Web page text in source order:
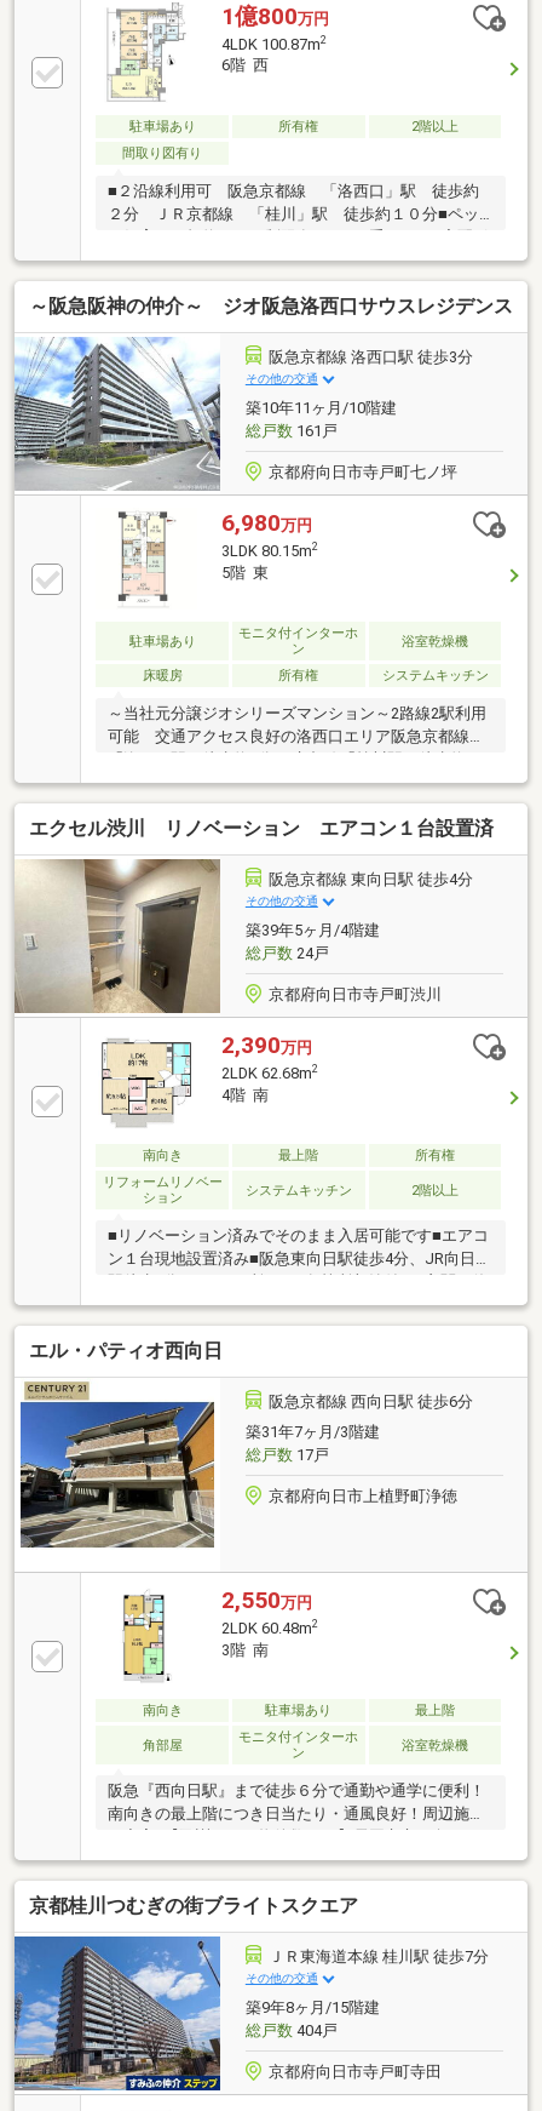
平成28年（2016年）1月建築◎宅配ボックス有◎オー
トロックシステム（共用玄関）◎電池式電気自動車用
充電設備（200V）有┏┓ 主な設備・仕様
┗□━━━━━━━━━━━━〇テレビモニター付イ
ンターホン○床暖房有（LDの一部）○３口ガスコンロ〇
食器洗浄乾燥機〇ディスポーザー〇温水洗浄便座〇浴
室暖房換気乾燥機（ミストカワック）〇バルコニーに
1億800万円
4LDK 100.87m2
6階 西
駐車場あり 所有権
2階以上
間取り図有り
■２沿線利用可 阪急京都線 「洛西口」駅 徒歩約
２分 ＪＲ京都線 「桂川」駅 徒歩約１０分■ペッ
ックス有－ＬＩＦＥ ＩＮＦＯＲＭＡＴＩＯＮ－■イ
オンモール京都桂川・・・・約４３０ｍ（徒歩約６
分）■フレスコ洛西口駅店・・・・・約６０ｍ（徒歩
約１分）■ローソンＨＢ阪急洛西口店・・約９０ｍ
（徒歩約２分）■向日市立第４向陽小学校・・・約５
９０ｍ（徒歩約８分）■向日市立寺戸中学
校・・・・・約６１０ｍ（徒歩約８分）■成安幼稚
園・・・・・・・・・約６５０ｍ（徒歩約９分）
～阪急阪神の仲介～ ジオ阪急洛西口サウスレジデンス
阪急京都線 洛西口駅 徒歩3分
その他の交通
築10年11ヶ月/10階建
総戸数161戸
京都府向日市寺戸町七ノ坪
6,980万円
3LDK 80.15m2
5階 東
駐車場あり
モニタ付インターホ
ン
浴室乾燥機
床暖房 所有権 システムキッチン
～当社元分譲ジオシリーズマンション～2路線2駅利用
可能 交通アクセス良好の洛西口エリア阪急京都線
分・10階建5階部分 80.15㎡ 3LDK＋WICL LDK約
17.4帖・キッチン、浴室、洗面室が繋がり家事動線良
好です・洋室約7帖にWICL、洗面室、廊下、各居室に
収納装備・室内丁寧に使用されており、室内状態良好
です・2015年(平成27年)10月建築・ペット飼育可能(規
約制限あり)・買物施設、医療機関、金融機関が徒歩圏
内に複数ある便利な立地です・イオンモール桂川まで
約367ｍ
エクセル渋川 リノベーション エアコン１台設置済
阪急京都線 東向日駅 徒歩4分
その他の交通
築39年5ヶ月/4階建
総戸数24戸
京都府向日市寺戸町渋川
2,390万円
2LDK 62.68m2
4階 南
南向き 最上階
所有権
リフォームリノベー
ション
システムキッチン 2階以上
■リノベーション済みでそのまま入居可能です■エアコ
ン１台現地設置済み■阪急東向日駅徒歩4分、JR向日町
い勝良く広くなりました
エル・パティオ西向日
阪急京都線 西向日駅 徒歩6分
築31年7ヶ月/3階建
総戸数17戸
京都府向日市上植野町浄徳
2,550万円
2LDK 60.48m2
3階 南
南向き 駐車場あり 最上階
角部屋
モニタ付インターホ
ン
浴室乾燥機
阪急『西向日駅』まで徒歩６分で通勤や通学に便利！
南向きの最上階につき日当たり・通風良好！周辺施設
市・大山崎町の不動産探しは弊社にお任せ！SUUMO
掲載数1位の実績と、ネット公開前の「未公開情報」
で理想の住まいをご提案します。◆資金計画も安心頭
金0円、最長50年の長期ローンなど、提携銀行の多さ
を活かした最適なプランをご提示。ローン審査が不安
な方もご相談ください。◆即日対応・年中無休「今か
ら見たい」に全力で応えます。送迎も承りますので、
お忙しい方も効率的な見学が可能です。まずは資料請
求・予約からお気軽にお問い合わせください！
京都桂川つむぎの街ブライトスクエア
ＪＲ東海道本線 桂川駅 徒歩7分
その他の交通
築9年8ヶ月/15階建
総戸数404戸
京都府向日市寺戸町寺田